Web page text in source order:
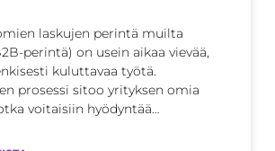
laskujen perintä muilta
perintä) on usein aikaa vievää,
kuluttavaa työtä.
prosessi sitoo yrityksen omia
voitaisiin hyödyntää